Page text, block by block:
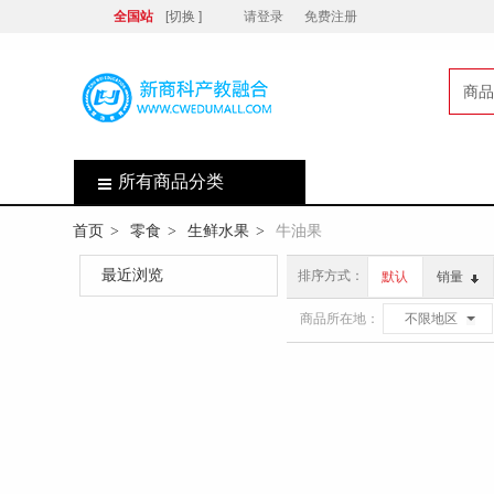
全国站 [切换 ] 请登录 免费注册
商品
所有商品分类
首页 > 零食 > 生鲜水果 > 牛油果
最近浏览 排序方式： 默认 销量
商品所在地： 不限地区